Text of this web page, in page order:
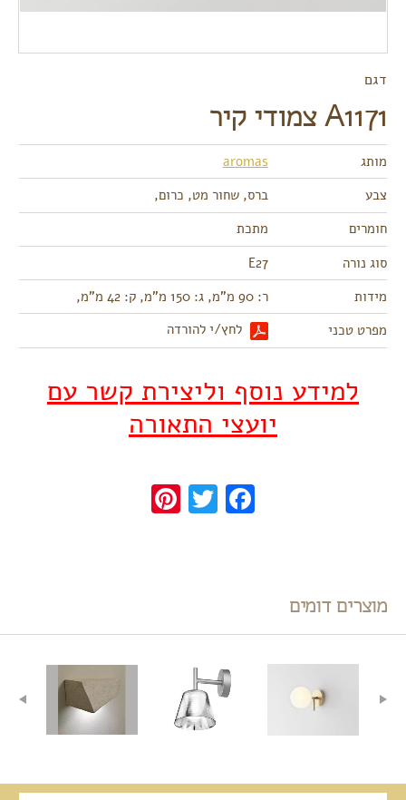
דגם
A1171 צמודי קיר
מותג
aromas
צבע
ברס, שחור מט, כרום,
חומרים
מתכת
סוג נורה
E27
מידות
ר: 90 מ"מ, ג: 150 מ"מ, ק: 42 מ"מ,
מפרט טכני
לחץ/י להורדה
למידע נוסף וליצירת קשר עם
יועצי התאורה
Facebook
Twitter
Pinterest
מוצרים דומים